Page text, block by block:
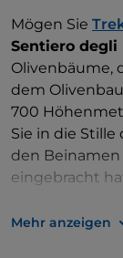
Mögen Sie
Sentiero
Olivenbäume,
dem
700
Sie in die
den Beinamen
eingebracht
Landschaft
Mehr anzeigen